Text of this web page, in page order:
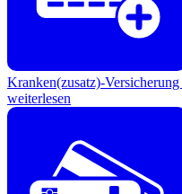
Kranken(zusatz)-Versicherung
weiterlesen